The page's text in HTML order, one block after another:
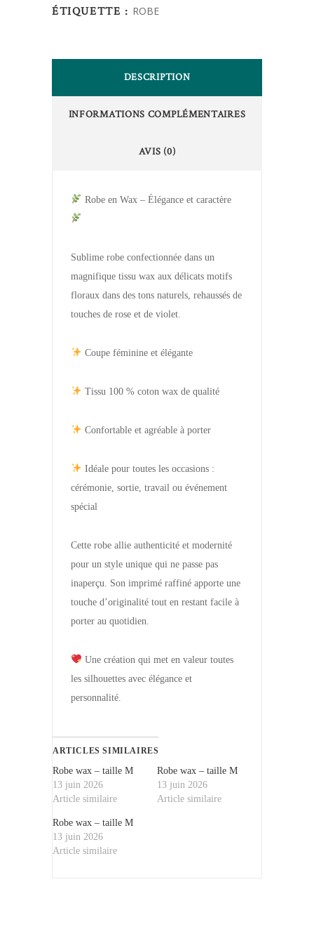
ÉTIQUETTE : ROBE
DESCRIPTION
INFORMATIONS COMPLÉMENTAIRES
AVIS (0)
Robe en Wax – Élégance et caractère
Sublime robe confectionnée dans un
magnifique tissu wax aux délicats motifs
floraux dans des tons naturels, rehaussés de
touches de rose et de violet.
Coupe féminine et élégante
Tissu 100 % coton wax de qualité
Confortable et agréable à porter
Idéale pour toutes les occasions :
cérémonie, sortie, travail ou événement
spécial
Cette robe allie authenticité et modernité
pour un style unique qui ne passe pas
inaperçu. Son imprimé raffiné apporte une
touche d’originalité tout en restant facile à
porter au quotidien.
Une création qui met en valeur toutes
les silhouettes avec élégance et
personnalité.
ARTICLES SIMILAIRES
Robe wax – taille M
13 juin 2026
Article similaire
Robe wax – taille M
13 juin 2026
Article similaire
Robe wax – taille M
13 juin 2026
Article similaire